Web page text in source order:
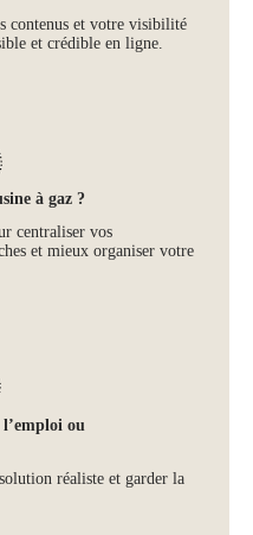
contenus et votre visibilité
et crédible en ligne.
à gaz ?
centraliser vos
et mieux organiser votre
ou
réaliste et garder la